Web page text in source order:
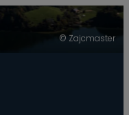
© Zajcmaster